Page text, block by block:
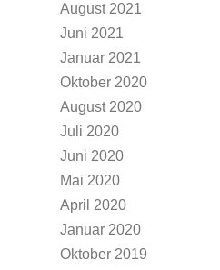
August 2021
Juni 2021
Januar 2021
Oktober 2020
August 2020
Juli 2020
Juni 2020
Mai 2020
April 2020
Januar 2020
Oktober 2019